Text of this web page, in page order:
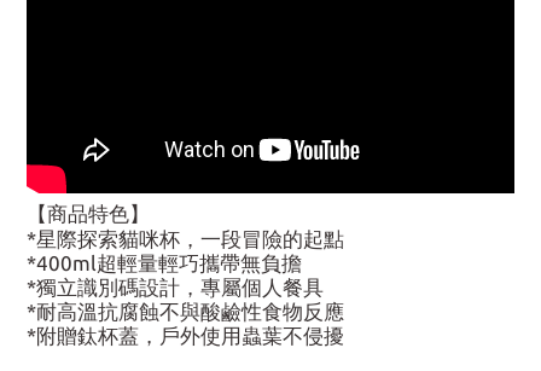
【商品特色】
*星際探索貓咪杯，一段冒險的起點
*400ml超輕量輕巧攜帶無負擔
*獨立識別碼設計，專屬個人餐具
*耐高溫抗腐蝕不與酸鹼性食物反應
*附贈鈦杯蓋，戶外使用蟲葉不侵擾